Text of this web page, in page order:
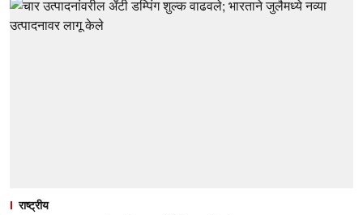
राष्ट्रीय